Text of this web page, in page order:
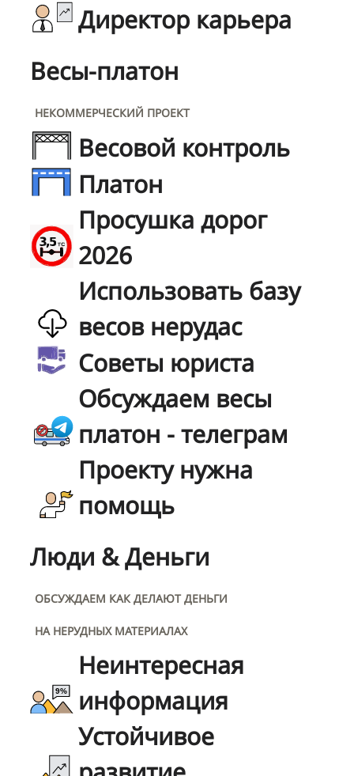
Директор карьера
Весы-платон
НЕКОММЕРЧЕСКИЙ ПРОЕКТ
Весовой контроль
Платон
Просушка дорог
2026
Использовать базу
весов нерудас
Советы юриста
Обсуждаем весы
платон - телеграм
Проекту нужна
помощь
Люди & Деньги
ОБСУЖДАЕМ КАК ДЕЛАЮТ ДЕНЬГИ
НА НЕРУДНЫХ МАТЕРИАЛАХ
Неинтересная
информация
Устойчивое